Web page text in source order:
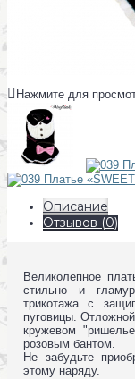
Нажмите для
Описание
Отзывов (0)
Великолепное
стильно и
трикотажа с
пуговицы.
кружевом
розовым бантом.
Не забудьте
этому наряду.